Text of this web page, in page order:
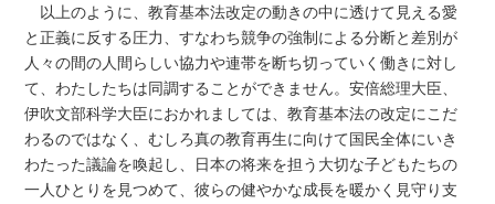
以上のように、教育基本法改定の動きの中に透けて見える愛
と正義に反する圧力、すなわち競争の強制による分断と差別が
人々の間の人間らしい協力や連帯を断ち切っていく働きに対し
て、わたしたちは同調することができません。安倍総理大臣、
伊吹文部科学大臣におかれましては、教育基本法の改定にこだ
わるのではなく、むしろ真の教育再生に向けて国民全体にいき
わたった議論を喚起し、日本の将来を担う大切な子どもたちの
一人ひとりを見つめて、彼らの健やかな成長を暖かく見守り支